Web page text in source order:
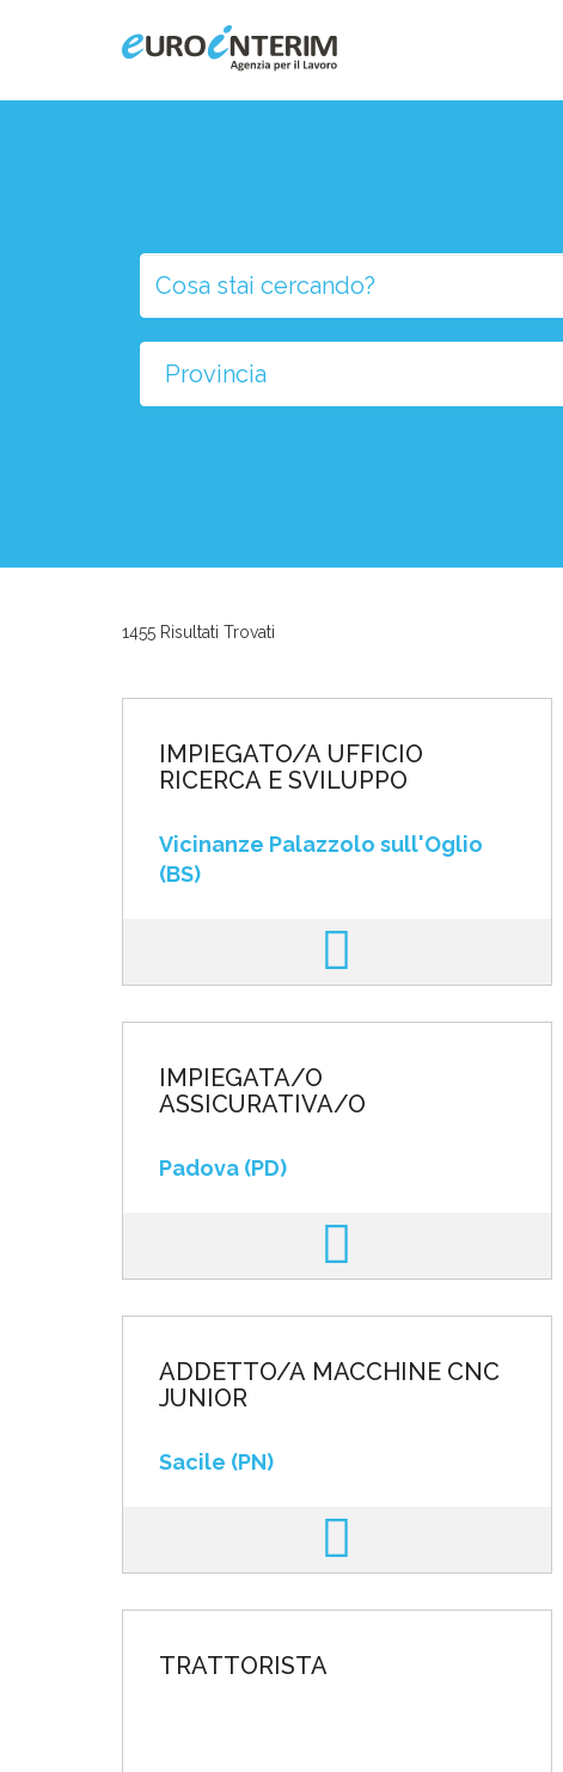
Aziende
Persone
Lavora con noi
Area riservata
la
1455 Risultati Trovati
IMPIEGATO/A UFFICIO
RICERCA E SVILUPPO
Vicinanze Palazzolo sull'Oglio
(BS)
IMPIEGATA/O
ASSICURATIVA/O
Padova (PD)
ADDETTO/A MACCHINE CNC
JUNIOR
Sacile (PN)
TRATTORISTA